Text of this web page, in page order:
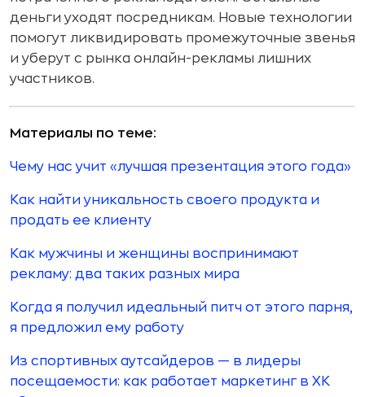
деньги уходят посредникам. Новые технологии
помогут ликвидировать промежуточные звенья
и уберут с рынка онлайн-рекламы лишних
участников.
Материалы по теме:
Чему нас учит «лучшая презентация этого года»
Как найти уникальность своего продукта и
продать ее клиенту
Как мужчины и женщины воспринимают
рекламу: два таких разных мира
Когда я получил идеальный питч от этого парня,
я предложил ему работу
Из спортивных аутсайдеров — в лидеры
посещаемости: как работает маркетинг в ХК